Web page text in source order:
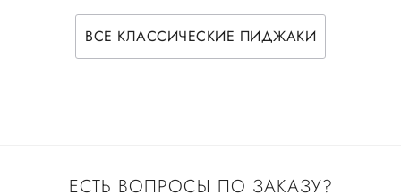
ВСЕ КЛАССИЧЕСКИЕ ПИДЖАКИ
ЕСТЬ ВОПРОСЫ ПО ЗАКАЗУ?